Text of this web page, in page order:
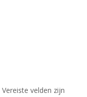
Vereiste velden zijn